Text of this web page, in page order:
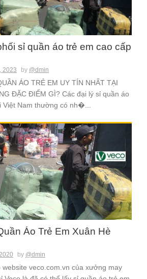
sỉ quần áo trẻ em cao cấp
2023 by @dmin
ÁO TRẺ EM UY TÍN NHẤT TẠI
ĐẶC ĐIỂM GÌ? Các đại lý sỉ quần áo
Nam thường có nh�...
Áo Trẻ Em Xuân Hè
by @dmin
website veco.com.vn của xưởng may